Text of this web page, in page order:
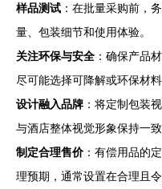
样品测试 ：在批量采购前，
量、包装细节和使用体验。
关注环保与安全 ：确保产品
尽可能选择可降解或环保材
设计融入品牌 ：将定制包装
与酒店整体视觉形象保持一致
制定合理售价：有偿用品的
理预期，通常设置在合理且